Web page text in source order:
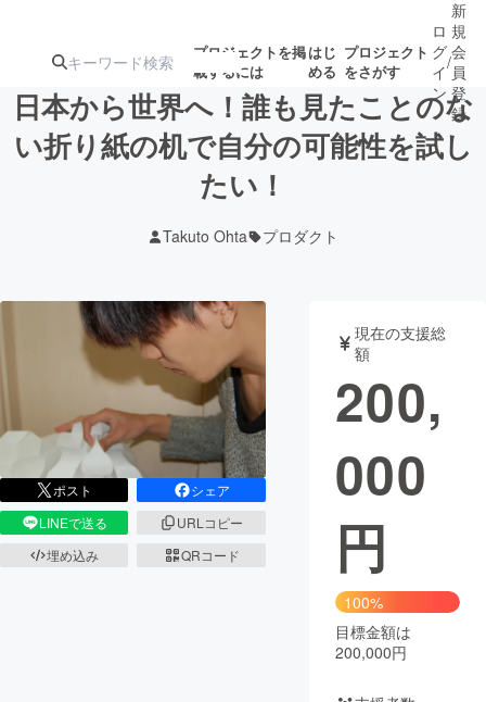
プロジェクトを掲
載するには
はじ
める
プロジェクト
をさがす
注目の新着プロ 募集終了が近いプ
テクノロジー・ガジェット
映像・映画 書籍・雑誌
ビジネス・起業 チャレンジ
まちづくり・地域活性化
CAMPFIRE Creation
コミュニティ
ロ
グ
イ
ン
/
新
規
会
員
登
録
日本から世界へ！誰も見たことのな
い折り紙の机で自分の可能性を試し
たい！
Takuto Ohta プロダクト
ポスト
シェア
LINEで送る
URLコピー
埋め込み
QRコード
現在の支援総
額
200,
000
円
100%
目標金額は
200,000円